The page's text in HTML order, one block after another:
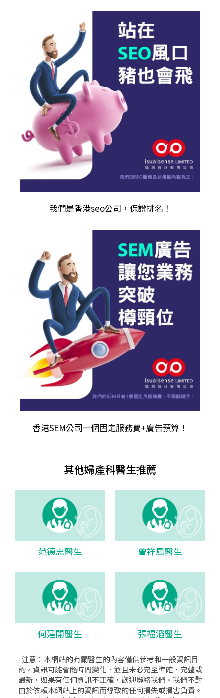
我們是香港seo公司 ，保證排名！
香港SEM公司一個固定服務費+廣告預算！
其他婦產科醫生推薦
范德忠醫生 曾祥風醫生
何建開醫生 張福滔醫生
注意：本網站的有關醫生的內容僅供參考和一般資訊目
的，資訊可能會隨時間變化，並且未必完全準確、完整或
最新，如果有任何資訊不正確，歡迎聯絡我們。我們不對
由於依賴本網站上的資訊而導致的任何損失或損害負責。